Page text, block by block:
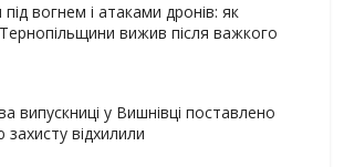
вогнем і атаками дронів: як
Тернопільщини вижив після важкого
випускниці у Вишнівці поставлено
захисту відхилили